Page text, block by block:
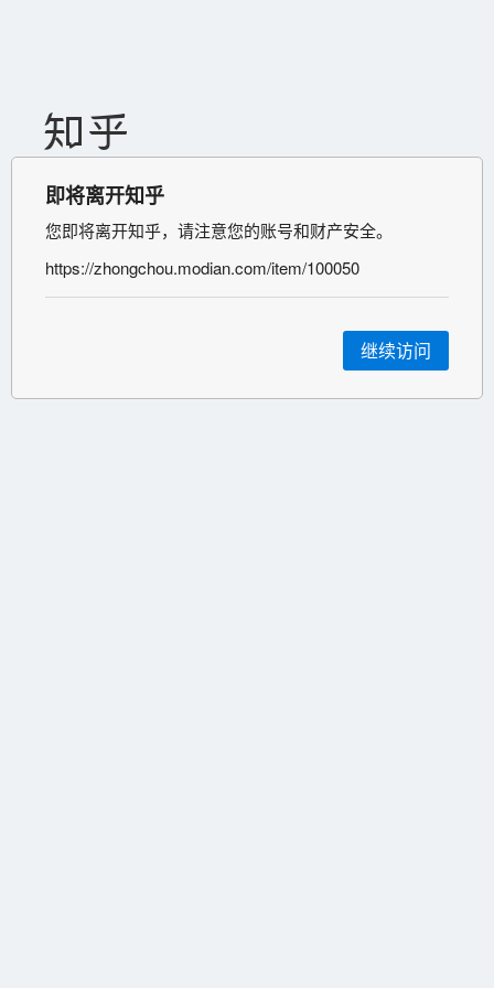
即将离开知乎
您即将离开知乎，请注意您的账号和财产安全。
https://zhongchou.modian.com/item/100050
继续访问